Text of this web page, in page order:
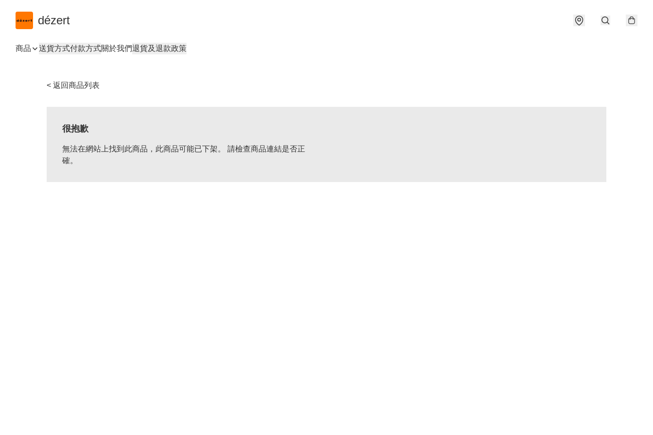
dézert
商品 送貨方式付款方式關於我們退貨及退款政策
< 返回商品列表
很抱歉
無法在網站上找到此商品，此商品可能已下架。 請檢查商品連結是否正
確。